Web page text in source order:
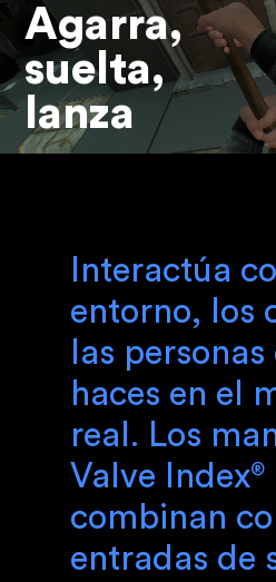
Agarra,
suelta,
lanza
Interactúa
entorno, los
las
haces en el
real. Los
Valve Index®
combinan
entradas de